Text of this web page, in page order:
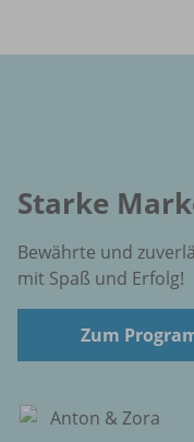
Starke
Bewährte und
mit Spaß und Erfolg!
Zum